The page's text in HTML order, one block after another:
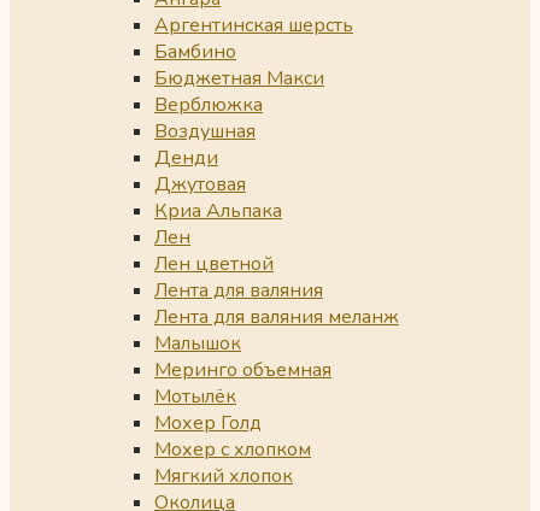
Аргентинская шерсть
Бамбино
Бюджетная Макси
Верблюжка
Воздушная
Денди
Джутовая
Криа Альпака
Лен
Лен цветной
Лента для валяния
Лента для валяния меланж
Малышок
Меринго объемная
Мотылёк
Мохер Голд
Мохер с хлопком
Мягкий хлопок
Околица